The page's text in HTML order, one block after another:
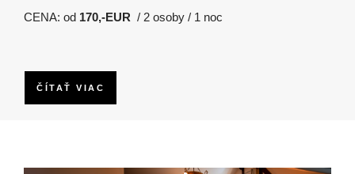
CENA: od 170,-EUR / 2 osoby / 1 noc
ČÍTAŤ VIAC